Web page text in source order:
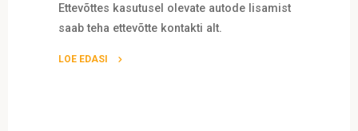
Ettevõttes kasutusel olevate autode lisamist
saab teha ettevõtte kontakti alt.
LOE EDASI